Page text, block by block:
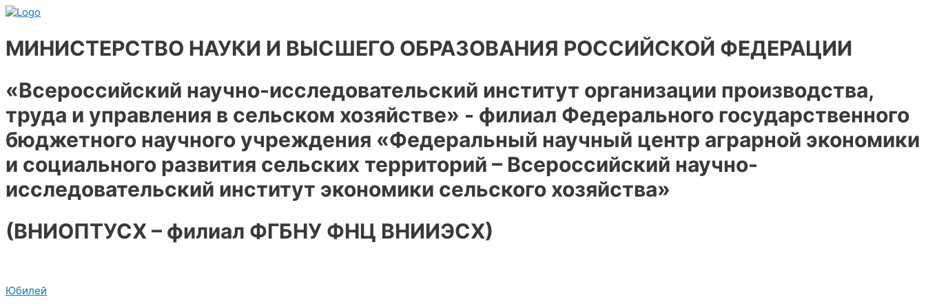
Перейти
содержимому
МИНИСТЕРСТВО НАУКИ И ВЫСШЕГО ОБРАЗОВАНИЯ РОССИЙСКОЙ ФЕДЕРАЦИИ
«Всероссийский научно-исследовательский институт организации производства,
труда и управления в сельском хозяйстве» - филиал Федерального государственного
бюджетного научного учреждения «Федеральный научный центр аграрной экономики
и социального развития сельских территорий – Всероссийский научно-
исследовательский институт экономики сельского хозяйства»
(ВНИОПТУСХ – филиал ФГБНУ ФНЦ ВНИИЭСХ)
Юбилей